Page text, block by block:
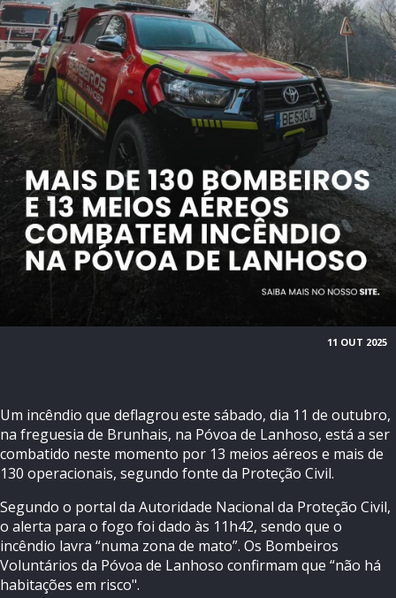
11 OUT 2025
Um incêndio que deflagrou este sábado, dia 11 de outubro,
na freguesia de Brunhais, na Póvoa de Lanhoso, está a ser
combatido neste momento por 13 meios aéreos e mais de
130 operacionais, segundo fonte da Proteção Civil.
Segundo o portal da Autoridade Nacional da Proteção Civil,
o alerta para o fogo foi dado às 11h42, sendo que o
incêndio lavra “numa zona de mato”. Os Bombeiros
Voluntários da Póvoa de Lanhoso confirmam que “não há
habitações em risco".